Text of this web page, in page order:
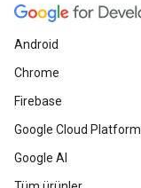
Android
Chrome
Firebase
Google Cloud Platform
Google AI